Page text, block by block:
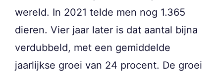
wereld. In 2021 telde men nog 1.365
dieren. Vier jaar later is dat aantal bijna
verdubbeld, met een gemiddelde
jaarlijkse groei van 24 procent. De groei